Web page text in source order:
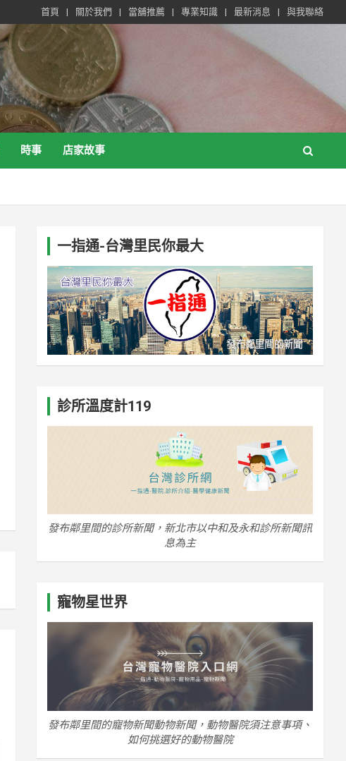
首頁 關於我們 當舖推薦 專業知識 最新消息 與我聯絡
時事 店家故事
一指通-台灣里民你最大
診所溫度計119
發布鄰里間的診所新聞，新北市以中和及永和診所新聞訊
息為主
寵物星世界
發布鄰里間的寵物新聞動物新聞，動物醫院須注意事項、
如何挑選好的動物醫院